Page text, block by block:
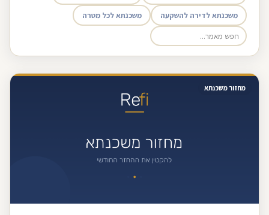
משכנתא לדירה להשקעה משכנתא לכל מטרה
מחזור משכנתא